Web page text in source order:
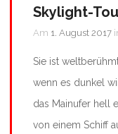
Skylight-
Am 1. August 2017
Sie ist
wenn es dunkel
das Mainufer hell
von einem Schiff